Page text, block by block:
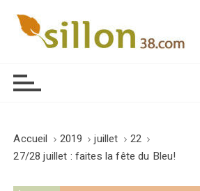
Accueil 2019 juillet
22
27/28 juillet : faites la fête du Bleu!